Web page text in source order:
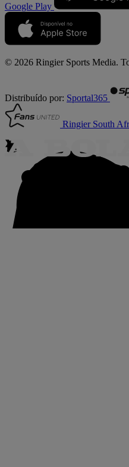
Google Play
© 2026 Ringier Sports Media.
Distribuído por: Sportal365
Ringier South